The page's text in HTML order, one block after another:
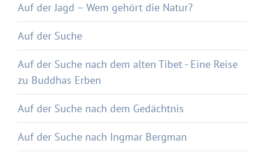
Auf der Jagd – Wem gehört die Natur?
Auf der Suche
Auf der Suche nach dem alten Tibet - Eine Reise
zu Buddhas Erben
Auf der Suche nach dem Gedächtnis
Auf der Suche nach Ingmar Bergman